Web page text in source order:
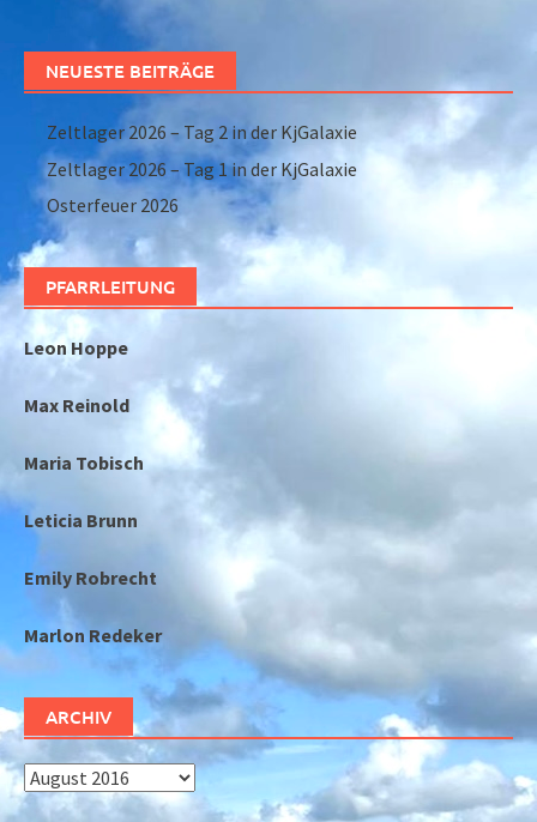
NEUESTE BEITRÄGE
Zeltlager 2026 – Tag 2 in der KjGalaxie
Zeltlager 2026 – Tag 1 in der KjGalaxie
Osterfeuer 2026
PFARRLEITUNG
Leon Hoppe
Max Reinold
Maria Tobisch
Leticia Brunn
Emily Robrecht
Marlon Redeker
ARCHIV
Archiv